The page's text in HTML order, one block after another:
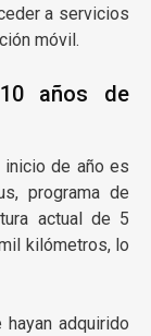
a servicios
móvil.
años de
de año es
programa de
actual de 5
kilómetros, lo
adquirido